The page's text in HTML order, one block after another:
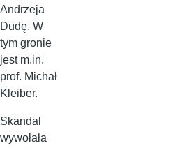
Andrzeja
Dudę. W
tym gronie
jest m.in.
prof. Michał
Kleiber.
Skandal
wywołała